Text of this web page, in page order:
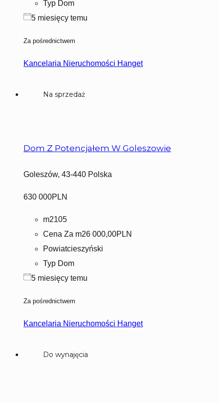
Typ Dom
5 miesięcy temu
Za pośrednictwem
Kancelaria Nieruchomości Hanget
Na sprzedaż
Dom Z Potencjałem W Goleszowie
Goleszów, 43-440 Polska
630 000PLN
m2105
Cena Za m26 000,00PLN
Powiatcieszyński
Typ Dom
5 miesięcy temu
Za pośrednictwem
Kancelaria Nieruchomości Hanget
Do wynajęcia